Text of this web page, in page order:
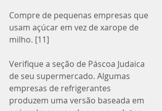
Compre de pequenas empresas que
usam açúcar em vez de xarope de
milho. [11]
Verifique a seção de Páscoa Judaica
de seu supermercado. Algumas
empresas de refrigerantes
produzem uma versão baseada em